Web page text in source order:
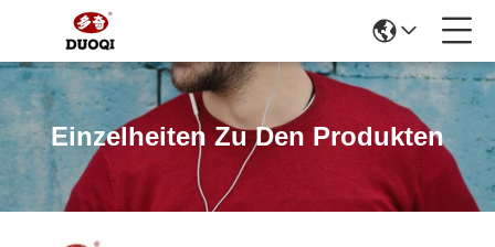
Einzelheiten Zu Den Produkten